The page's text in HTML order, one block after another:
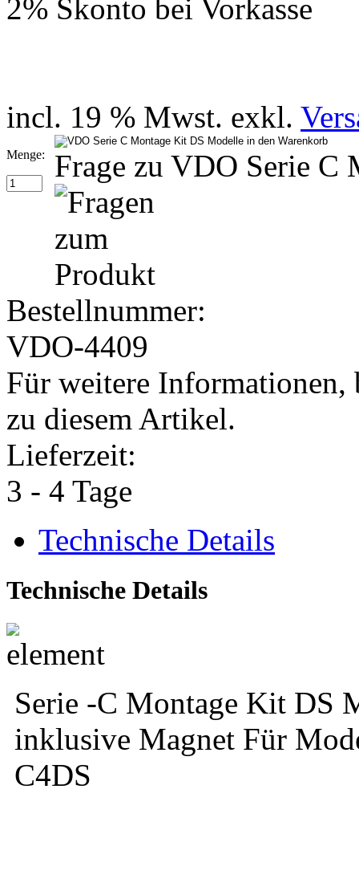
2% Skonto bei Vorkasse
incl. 19 % Mwst. exkl.
Menge: Frage zu VDO Serie
Bestellnummer:
VDO-4409
Für weitere Informationen,
zu diesem Artikel.
Lieferzeit:
3 - 4 Tage
Technische Details
Technische Details
Serie -C Montage Kit DS
inklusive Magnet Für
C4DS